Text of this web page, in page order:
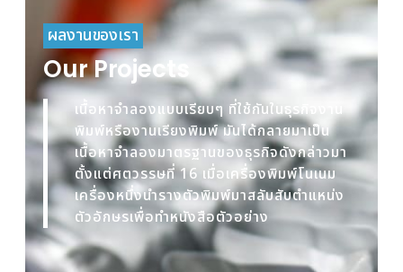
ผลงานของเรา
Our Projects
เนื้อหาจำลองแบบเรียบๆ ที่ใช้กันในธุรกิจงาน
พิมพ์หรืองานเรียงพิมพ์ มันได้กลายมาเป็น
เนื้อหาจำลองมาตรฐานของธุรกิจดังกล่าวมา
ตั้งแต่ศตวรรษที่ 16 เมื่อเครื่องพิมพ์โนเนม
เครื่องหนึ่งนำรางตัวพิมพ์มาสลับสับตำแหน่ง
ตัวอักษรเพื่อทำหนังสือตัวอย่าง